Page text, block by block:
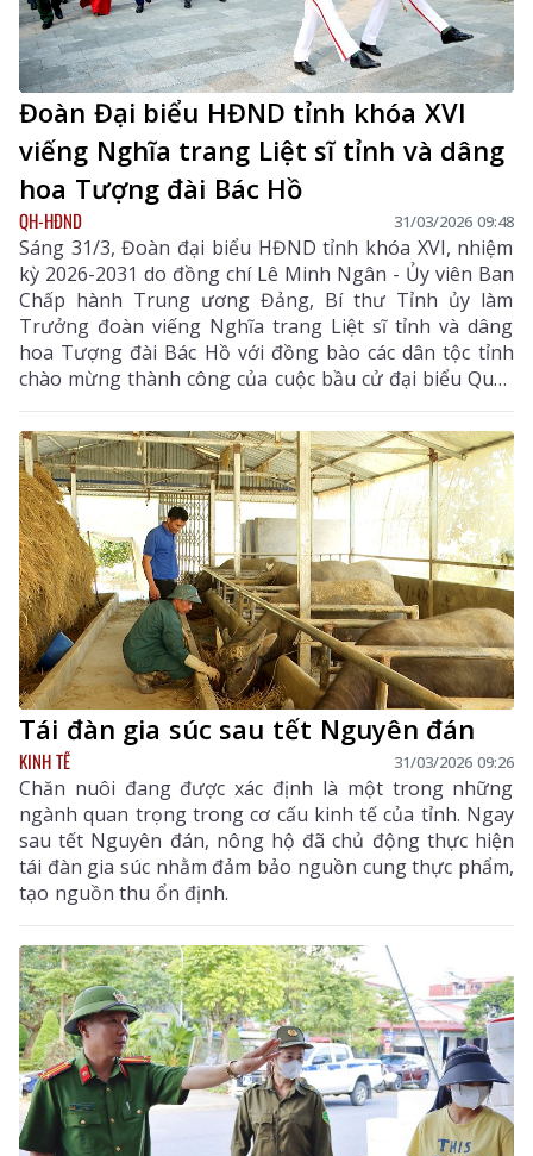
Đoàn Đại biểu HĐND tỉnh khóa XVI
viếng Nghĩa trang Liệt sĩ tỉnh và dâng
hoa Tượng đài Bác Hồ
QH-HĐND 31/03/2026 09:48
Sáng 31/3, Đoàn đại biểu HĐND tỉnh khóa XVI, nhiệm
kỳ 2026-2031 do đồng chí Lê Minh Ngân - Ủy viên Ban
Chấp hành Trung ương Đảng, Bí thư Tỉnh ủy làm
Trưởng đoàn viếng Nghĩa trang Liệt sĩ tỉnh và dâng
hoa Tượng đài Bác Hồ với đồng bào các dân tộc tỉnh
chào mừng thành công của cuộc bầu cử đại biểu Quốc
hội khóa XVI và đại biểu HĐND các cấp nhiệm kỳ 2026
- 2031; kỳ họp thứ nhất HĐND tỉnh khóa XVI, nhiệm kỳ
2026 - 2031.
Tái đàn gia súc sau tết Nguyên đán
KINH TẾ 31/03/2026 09:26
Chăn nuôi đang được xác định là một trong những
ngành quan trọng trong cơ cấu kinh tế của tỉnh. Ngay
sau tết Nguyên đán, nông hộ đã chủ động thực hiện
tái đàn gia súc nhằm đảm bảo nguồn cung thực phẩm,
tạo nguồn thu ổn định.